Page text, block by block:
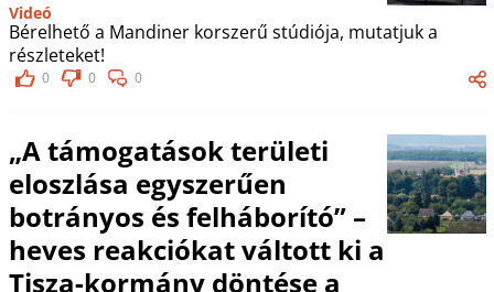
Videó
Bérelhető a Mandiner korszerű stúdiója, mutatjuk a
részleteket!
0 0 0
„A támogatások területi
eloszlása egyszerűen
botrányos és felháborító” –
heves reakciókat váltott ki a
Tisza-kormány döntése a